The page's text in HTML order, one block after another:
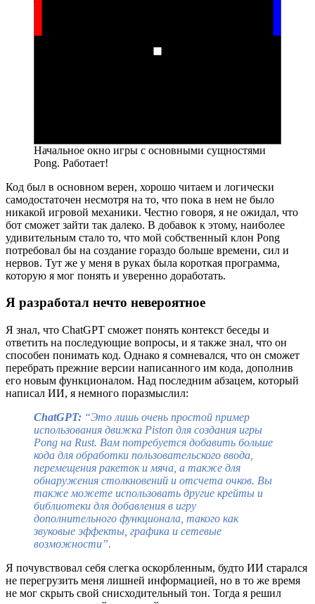
Начальное окно игры с основными сущностями
Pong. Работает!
Код был в основном верен, хорошо читаем и логически
самодостаточен несмотря на то, что пока в нем не было
никакой игровой механики. Честно говоря, я не ожидал, что
бот сможет зайти так далеко. В добавок к этому, наиболее
удивительным стало то, что мой собственный клон Pong
потребовал бы на создание гораздо больше времени, сил и
нервов. Тут же у меня в руках была короткая программа,
которую я мог понять и уверенно доработать.
Я разработал нечто невероятное
Я знал, что ChatGPT сможет понять контекст беседы и
ответить на последующие вопросы, и я также знал, что он
способен понимать код. Однако я сомневался, что он сможет
перебрать прежние версии написанного им кода, дополнив
его новым функционалом. Над последним абзацем, который
написал ИИ, я немного поразмыслил:
ChatGPT: “Это лишь очень простой пример
использования движка Piston для создания игры
Pong на Rust. Вам потребуется добавить больше
кода для обработки пользовательского ввода,
перемещения ракеток и мяча, а также для
обнаружения столкновений и отсчета очков. Вы
также можете использовать другие крейты и
библиотеки для добавления в игру
дополнительного функционала, такого как
звуковые эффекты, графика и сетевые
возможности”.
Я почувствовал себя слегка оскорбленным, будто ИИ старался
не перегрузить меня лишней информацией, но в то же время
не мог скрыть свой снисходительный тон. Тогда я решил